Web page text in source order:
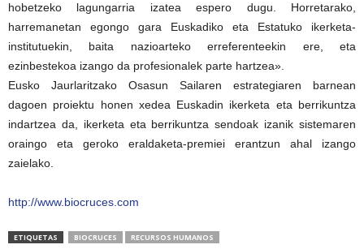
hobetzeko lagungarria izatea espero dugu. Horretarako,
harremanetan egongo gara Euskadiko eta Estatuko ikerketa-
institutuekin, baita nazioarteko erreferenteekin ere, eta
ezinbestekoa izango da profesionalek parte hartzea».
Eusko Jaurlaritzako Osasun Sailaren estrategiaren barnean
dagoen proiektu honen xedea Euskadin ikerketa eta berrikuntza
indartzea da, ikerketa eta berrikuntza sendoak izanik sistemaren
oraingo eta geroko eraldaketa-premiei erantzun ahal izango
zaielako.
http://www.biocruces.com
ETIQUETAS BIOCRUCES RECURSOS HUMANOS